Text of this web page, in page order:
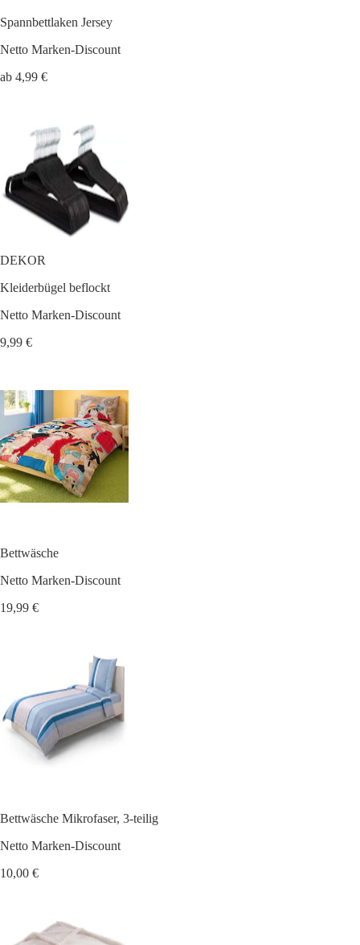
Spannbettlaken Jersey
Netto Marken-Discount
ab 4,99 €
DEKOR
Kleiderbügel beflockt
Netto Marken-Discount
9,99 €
Bettwäsche
Netto Marken-Discount
19,99 €
Bettwäsche Mikrofaser, 3-teilig
Netto Marken-Discount
10,00 €